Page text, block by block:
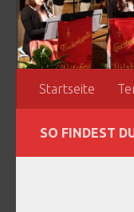
Startseite
SO FINDEST